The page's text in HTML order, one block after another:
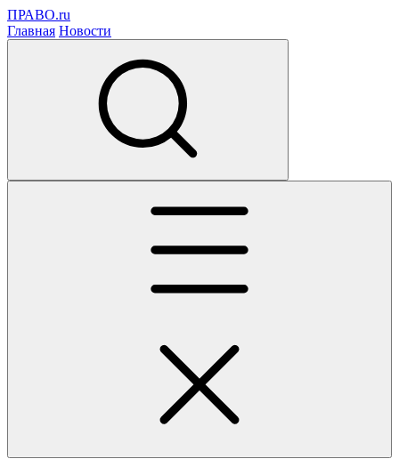
ПРАВО.ru
Главная Новости